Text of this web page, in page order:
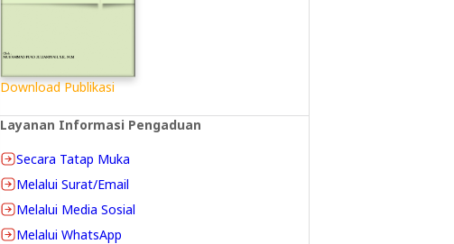
Download Publikasi
Layanan Informasi Pengaduan
Secara Tatap Muka
Melalui Surat/Email
Melalui Media Sosial
Melalui WhatsApp